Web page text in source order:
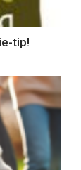
tip!